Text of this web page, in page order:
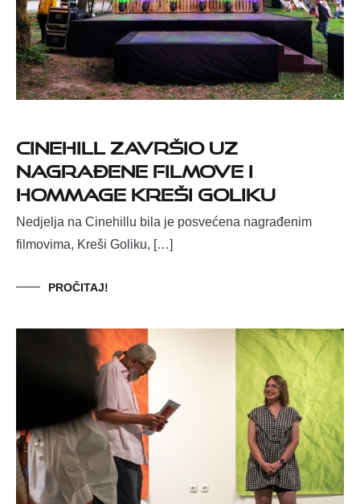
Cinehill završio uz
nagrađene filmove i
hommage Kreši Goliku
Nedjelja na Cinehillu bila je posvećena nagrađenim
filmovima, Kreši Goliku, […]
PROČITAJ!